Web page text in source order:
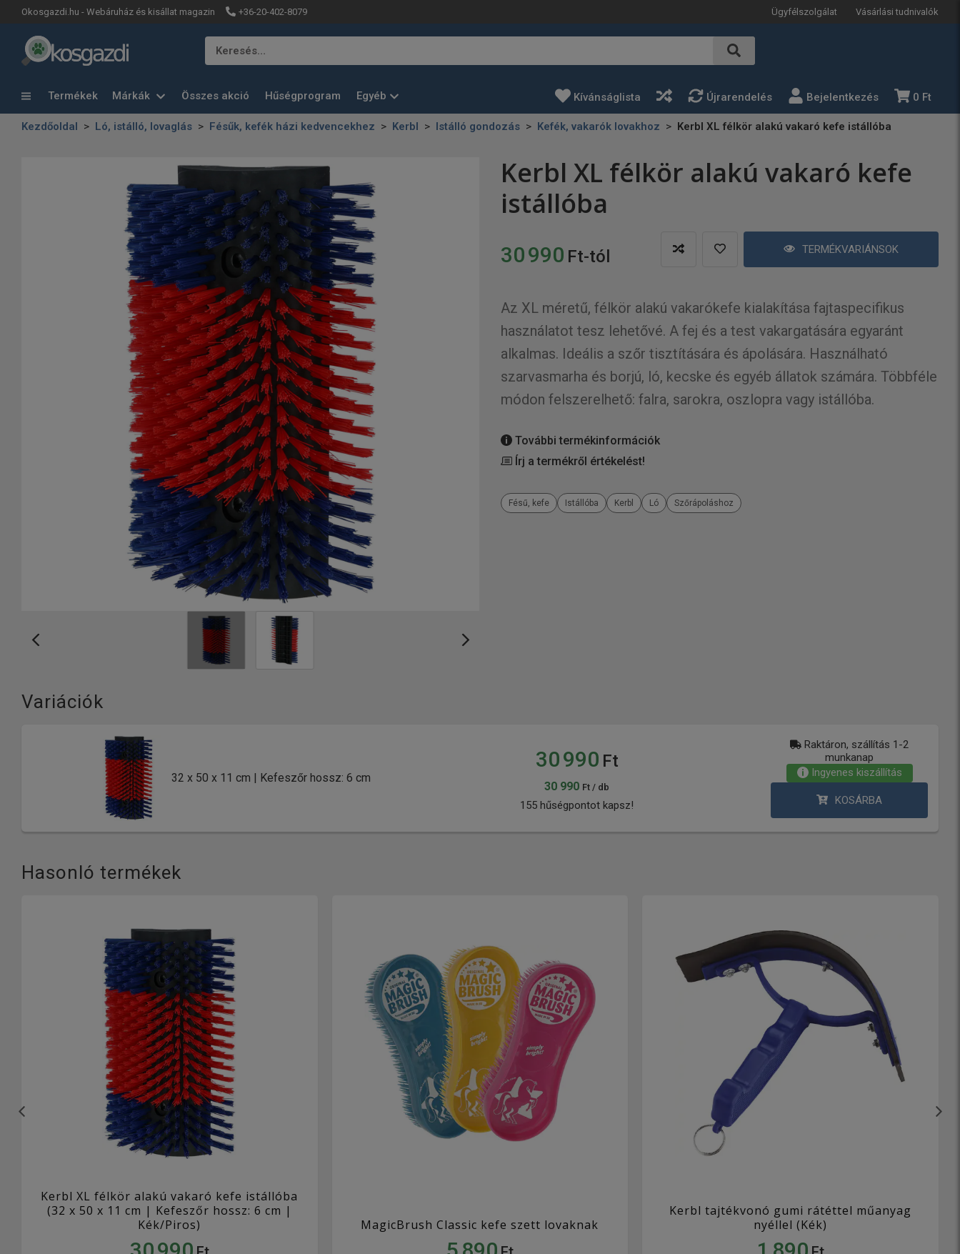
Okosgazdi.hu - Webáruház és kisállat magazin +36-20-402-8079 Ügyfélszolgálat Vásárlási tudnivalók
Keresés…
Termékek Márkák Összes akció Hűségprogram Egyéb Kívánságlista Újrarendelés Bejelentkezés 0 Ft
Kezdőoldal Ló, istálló, lovaglás Fésűk, kefék házi kedvencekhez Kerbl Istálló gondozás Kefék, vakarók lovakhoz Kerbl XL félkör alakú vakaró kefe istállóba
Kerbl XL félkör alakú vakaró kefe
istállóba
30 990 Ft-tól TERMÉKVARIÁNSOK
Az XL méretű, félkör alakú vakarókefe kialakítása fajtaspecifikus
használatot tesz lehetővé. A fej és a test vakargatására egyaránt
alkalmas. Ideális a szőr tisztítására és ápolására. Használható
szarvasmarha és borjú, ló, kecske és egyéb állatok számára. Többféle
módon felszerelhető: falra, sarokra, oszlopra vagy istállóba.
További termékinformációk
Írj a termékről értékelést!
Fésű, kefe Istállóba Kerbl Ló Szőrápoláshoz
Variációk
32 x 50 x 11 cm | Kefeszőr hossz: 6 cm
30 990 Ft
30 990 Ft / db
155 hűségpontot kapsz!
Raktáron, szállítás 1-2
munkanap
Ingyenes kiszállítás
KOSÁRBA
Hasonló termékek
Kerbl XL félkör alakú vakaró kefe istállóba
(32 x 50 x 11 cm | Kefeszőr hossz: 6 cm |
Kék/Piros)
MagicBrush Classic kefe szett lovaknak
Kerbl tajtékvonó gumi rátéttel műanyag
nyéllel (Kék)